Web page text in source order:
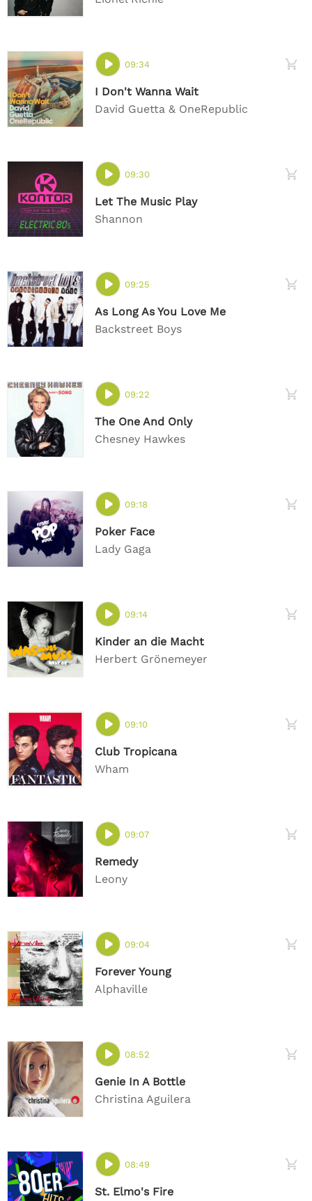
09:34
I Don't Wanna Wait
David Guetta & OneRepublic
09:30
Let The Music Play
Shannon
09:25
As Long As You Love Me
Backstreet Boys
09:22
The One And Only
Chesney Hawkes
09:18
Poker Face
Lady Gaga
09:14
Kinder an die Macht
Herbert Grönemeyer
09:10
Club Tropicana
Wham
09:07
Remedy
Leony
09:04
Forever Young
Alphaville
08:52
Genie In A Bottle
Christina Aguilera
08:49
St. Elmo's Fire